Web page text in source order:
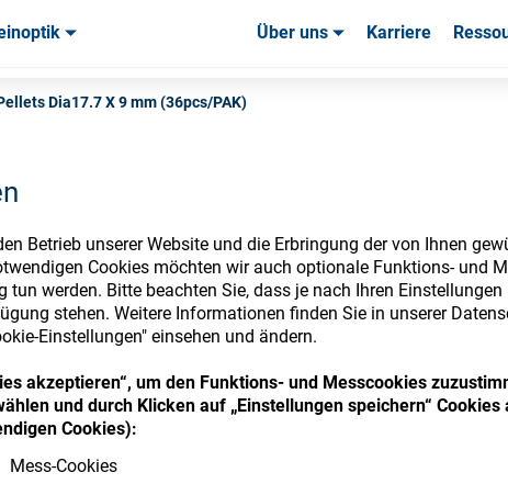
Betrieb unserer Website und die Erbringung der von Ihnen
Cookies möchten wir auch optionale Funktions- und
werden. Bitte beachten Sie, dass je nach Ihren
stehen. Weitere Informationen finden Sie in unserer
Einstellungen" einsehen und ändern.
akzeptieren“, um den Funktions- und Messcookies
und durch Klicken auf „Einstellungen speichern“
Cookies):
Mess-Cookies
Über uns Karriere
Dia17.7 X 9 mm (36pcs/PAK)
Store
your accounts and explore our
consumables